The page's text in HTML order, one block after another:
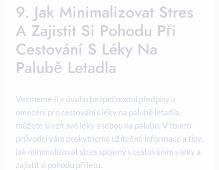
9. Jak Minimalizovat Stres
A Zajistit Si Pohodu Při
Cestování S Léky Na
Palubě Letadla
Vezmeme-li v úvahu bezpečnostní předpisy a
omezení pro cestování s léky na palubě letadla,
můžete si vzít své léky s sebou na palubu. V tomto
průvodci vám poskytneme užitečné informace a tipy,
jak minimalizovat stres spojený s cestováním s léky a
zajistit si pohodu při letu.